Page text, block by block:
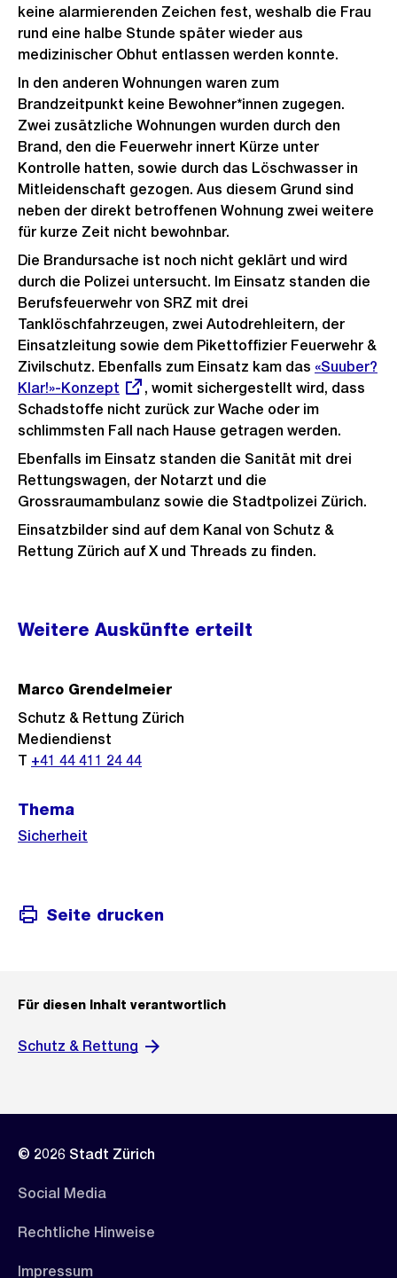
keine alarmierenden Zeichen fest, weshalb die Frau
rund eine halbe Stunde später wieder aus
medizinischer Obhut entlassen werden konnte.
In den anderen Wohnungen waren zum
Brandzeitpunkt keine Bewohner*innen zugegen.
Zwei zusätzliche Wohnungen wurden durch den
Brand, den die Feuerwehr innert Kürze unter
Kontrolle hatten, sowie durch das Löschwasser in
Mitleidenschaft gezogen. Aus diesem Grund sind
neben der direkt betroffenen Wohnung zwei weitere
für kurze Zeit nicht bewohnbar.
Die Brandursache ist noch nicht geklärt und wird
durch die Polizei untersucht. Im Einsatz standen die
Berufsfeuerwehr von SRZ mit drei
Tanklöschfahrzeugen, zwei Autodrehleitern, der
Einsatzleitung sowie dem Pikettoffizier Feuerwehr &
Zivilschutz. Ebenfalls zum Einsatz kam das Externer
Link:
«Suuber?
Klar!»-Konzept
, womit sichergestellt wird, dass
Schadstoffe nicht zurück zur Wache oder im
schlimmsten Fall nach Hause getragen werden.
Ebenfalls im Einsatz standen die Sanität mit drei
Rettungswagen, der Notarzt und die
Grossraumambulanz sowie die Stadtpolizei Zürich.
Einsatzbilder sind auf dem Kanal von Schutz &
Rettung Zürich auf X und Threads zu finden.
Weitere
Informationen
Weitere Auskünfte erteilt
Marco Grendelmeier
Schutz & Rettung Zürich
Mediendienst
T +41 44 411 24 44
Thema
Sicherheit
Seite drucken
Für diesen Inhalt verantwortlich
Schutz & Rettung
© 2026 Stadt Zürich
Social Media
Rechtliche Hinweise
Impressum